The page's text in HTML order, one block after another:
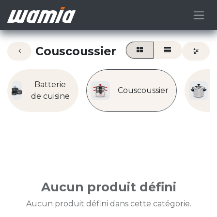
Couscoussier
Batterie
de cuisine
Couscoussier
Aucun produit défini
Aucun produit défini dans cette catégorie.